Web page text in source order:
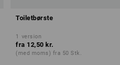
Toiletbørste
1 version
fra 12,50 kr.
(med moms) fra 50 Stk.